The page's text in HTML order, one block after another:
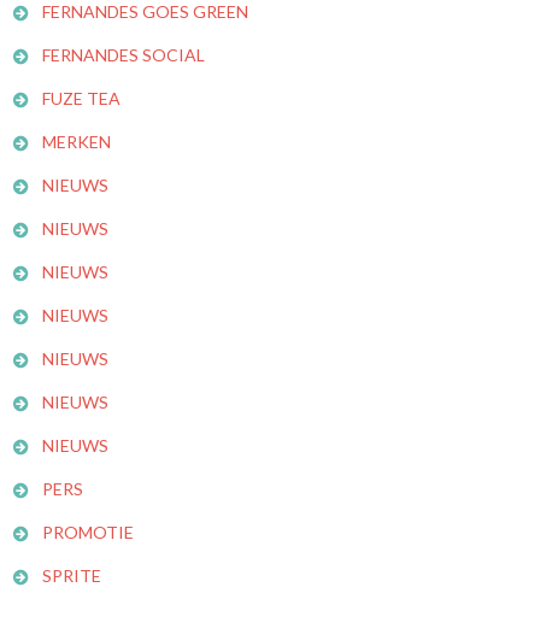
FERNANDES GOES GREEN
FERNANDES SOCIAL
FUZE TEA
MERKEN
NIEUWS
NIEUWS
NIEUWS
NIEUWS
NIEUWS
NIEUWS
NIEUWS
PERS
PROMOTIE
SPRITE